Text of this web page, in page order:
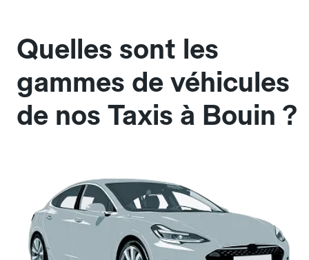
Quelles sont les
gammes de véhicules
de nos Taxis à Bouin ?